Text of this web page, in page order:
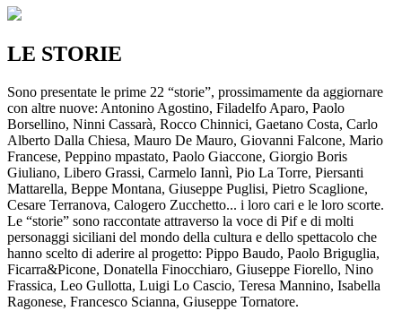
LE STORIE
Sono presentate le prime 22 “storie”, prossimamente da aggiornare
con altre nuove: Antonino Agostino, Filadelfo Aparo, Paolo
Borsellino, Ninni Cassarà, Rocco Chinnici, Gaetano Costa, Carlo
Alberto Dalla Chiesa, Mauro De Mauro, Giovanni Falcone, Mario
Francese, Peppino mpastato, Paolo Giaccone, Giorgio Boris
Giuliano, Libero Grassi, Carmelo Iannì, Pio La Torre, Piersanti
Mattarella, Beppe Montana, Giuseppe Puglisi, Pietro Scaglione,
Cesare Terranova, Calogero Zucchetto... i loro cari e le loro scorte.
Le “storie” sono raccontate attraverso la voce di Pif e di molti
personaggi siciliani del mondo della cultura e dello spettacolo che
hanno scelto di aderire al progetto: Pippo Baudo, Paolo Briguglia,
Ficarra&Picone, Donatella Finocchiaro, Giuseppe Fiorello, Nino
Frassica, Leo Gullotta, Luigi Lo Cascio, Teresa Mannino, Isabella
Ragonese, Francesco Scianna, Giuseppe Tornatore.